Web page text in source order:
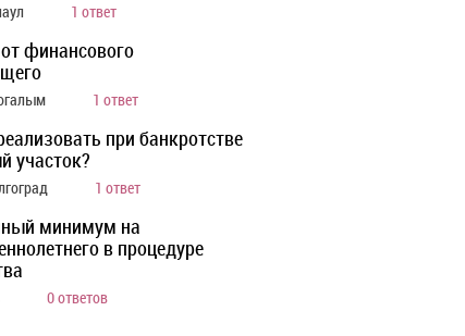
1 ответ
финансового
1 ответ
при банкротстве
участок?
1 ответ
минимум на
в процедуре
0 ответов